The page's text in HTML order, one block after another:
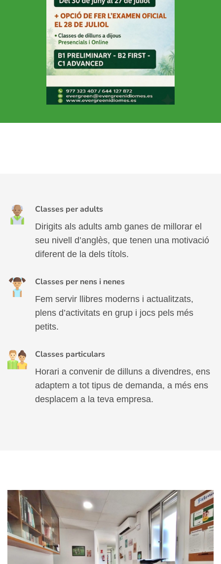
Classes per adults
Dirigits als adults amb ganes de millorar el
seu nivell d’anglès, que tenen una motivació
diferent de la dels títols.
Classes per nens i nenes
Fem servir llibres moderns i actualitzats,
plens d’activitats en grup i jocs pels més
petits.
Classes particulars
Horari a convenir de dilluns a divendres, ens
adaptem a tot tipus de demanda, a més ens
desplacem a la teva empresa.